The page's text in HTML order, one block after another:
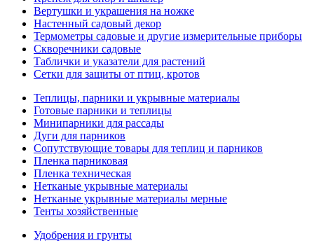
Вертушки и украшения на ножке
Настенный садовый декор
Термометры садовые и другие измерительные приборы
Скворечники садовые
Таблички и указатели для растений
Сетки для защиты от птиц, кротов
Теплицы, парники и укрывные материалы
Готовые парники и теплицы
Минипарники для рассады
Дуги для парников
Сопутствующие товары для теплиц и парников
Пленка парниковая
Пленка техническая
Нетканые укрывные материалы
Нетканые укрывные материалы мерные
Тенты хозяйственные
Удобрения и грунты